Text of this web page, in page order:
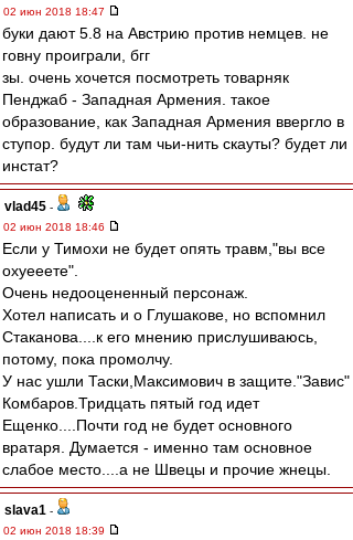
02 июн 2018 18:47
буки дают 5.8 на Австрию против немцев. не
говну проиграли, бгг
зы. очень хочется посмотреть товарняк
Пенджаб - Западная Армения. такое
образование, как Западная Армения ввергло в
ступор. будут ли там чьи-нить скауты? будет ли
инстат?
vlad45 -
02 июн 2018 18:46
Если у Тимохи не будет опять травм,"вы все
охуееете".
Очень недооцененный персонаж.
Хотел написать и о Глушакове, но вспомнил
Стаканова....к его мнению прислушиваюсь,
потому, пока промолчу.
У нас ушли Таски,Максимович в защите."Завис"
Комбаров.Тридцать пятый год идет
Ещенко....Почти год не будет основного
вратаря. Думается - именно там основное
слабое место....а не Швецы и прочие жнецы.
slava1 -
02 июн 2018 18:39